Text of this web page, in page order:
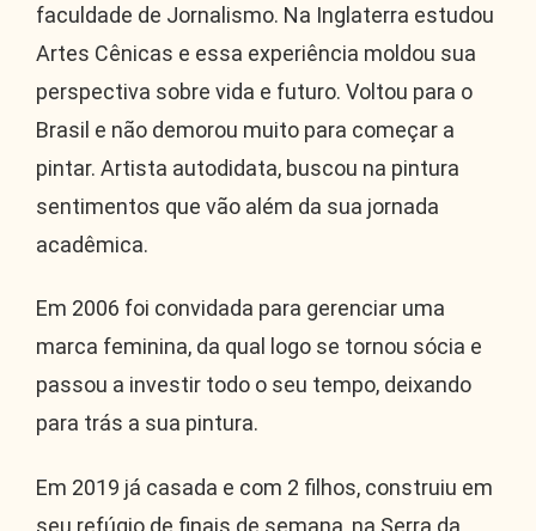
faculdade de Jornalismo. Na Inglaterra estudou
Artes Cênicas e essa experiência moldou sua
perspectiva sobre vida e futuro. Voltou para o
Brasil e não demorou muito para começar a
pintar. Artista autodidata, buscou na pintura
sentimentos que vão além da sua jornada
acadêmica.
Em 2006 foi convidada para gerenciar uma
marca feminina, da qual logo se tornou sócia e
passou a investir todo o seu tempo, deixando
para trás a sua pintura.
Em 2019 já casada e com 2 filhos, construiu em
seu refúgio de finais de semana, na Serra da